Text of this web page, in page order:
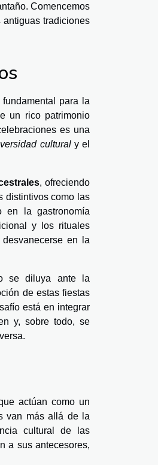
Comencemos
tradiciones
para la
un rico patrimonio
es una
culturaly el
, ofreciendo
distintivos como las
en la gastronomía
y los rituales
en la
se diluya ante la
de estas fiestas
está en integrar
y, sobre todo, se
actúan como un
van más allá de la
cultural de las
a sus antecesores,